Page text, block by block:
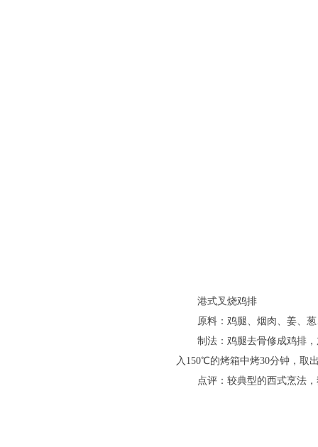
港式叉烧鸡排
原料：鸡腿、烟肉、姜、
制法：鸡腿去骨修成鸡排
入150℃的烤箱中烤30分钟，取
点评：较典型的西式烹法